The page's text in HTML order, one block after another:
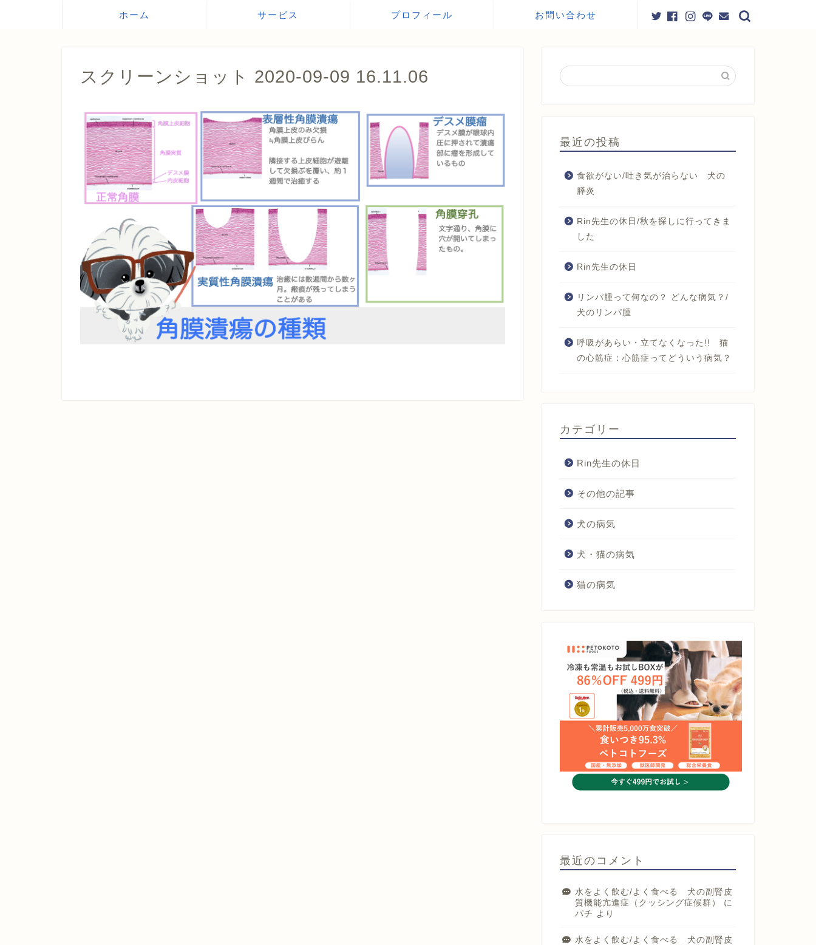
ホーム サービス プロフィール お問い合わせ
スクリーンショット 2020-09-09 16.11.06
最近の投稿
食欲がない/吐き気が治らない 犬の
膵炎
Rin先生の休日/秋を探しに行ってきま
した
Rin先生の休日
リンパ腫って何なの？ どんな病気？/
犬のリンパ腫
呼吸があらい・立てなくなった!! 猫
の心筋症：心筋症ってどういう病気？
カテゴリー
Rin先生の休日
その他の記事
犬の病気
犬・猫の病気
猫の病気
最近のコメント
水をよく飲む/よく食べる 犬の副腎皮
質機能亢進症（クッシング症候群）
に
パチ より
水をよく飲む/よく食べる 犬の副腎皮